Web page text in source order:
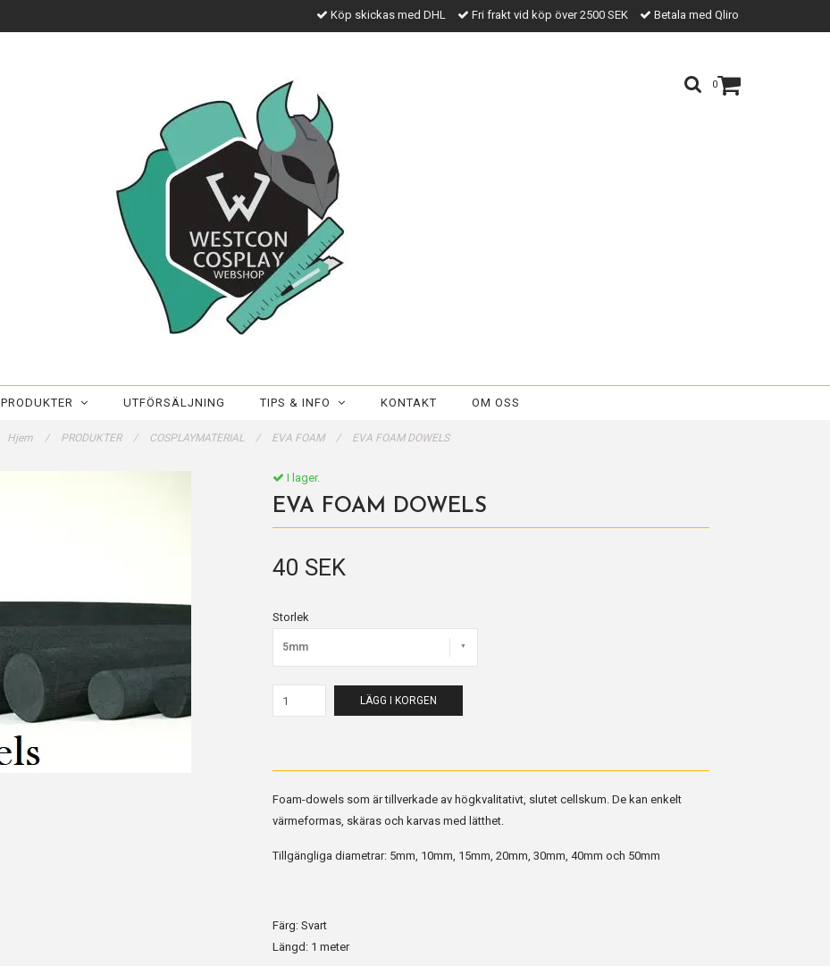
Köp skickas med DHL Fri frakt vid köp över 2500 SEK Betala med Qliro
0
PRODUKTER UTFÖRSÄLJNING TIPS & INFO KONTAKT OM OSS
Hjem / PRODUKTER / COSPLAYMATERIAL / EVA FOAM / EVA FOAM DOWELS
I lager.
EVA FOAM DOWELS
40 SEK
Storlek
5mm
LÄGG I KORGEN
Foam-dowels som är tillverkade av högkvalitativt, slutet cellskum. De kan enkelt
värmeformas, skäras och karvas med lätthet.
Tillgängliga diametrar: 5mm, 10mm, 15mm, 20mm, 30mm, 40mm och 50mm
Färg: Svart
Längd: 1 meter